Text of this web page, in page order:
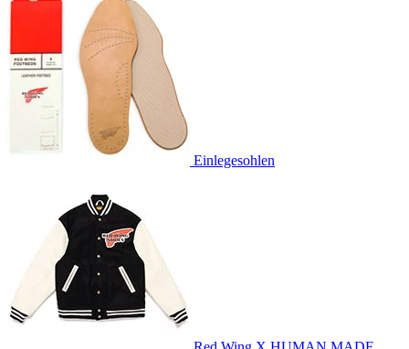
Einlegesohlen